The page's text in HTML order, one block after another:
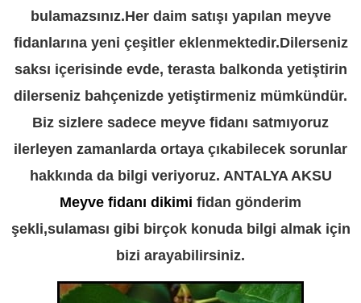
bulamazsınız.Her daim satışı yapılan meyve
fidanlarına yeni çeşitler eklenmektedir.Dilerseniz
saksı içerisinde evde, terasta balkonda yetiştirin
dilerseniz bahçenizde yetiştirmeniz mümkündür.
Biz sizlere sadece meyve fidanı satmıyoruz
ilerleyen zamanlarda ortaya çıkabilecek sorunlar
hakkında da bilgi veriyoruz. ANTALYA AKSU
Meyve fidanı dikimi fidan gönderim
şekli,sulaması gibi birçok konuda bilgi almak için
bizi arayabilirsiniz.